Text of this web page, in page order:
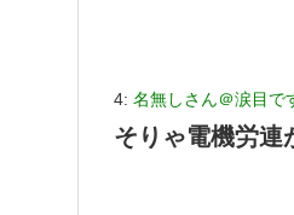
4: 名無しさん＠涙目で
そりゃ電機労連